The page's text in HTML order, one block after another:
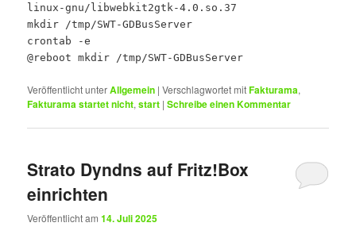
linux-gnu/libwebkit2gtk-4.0.so.37
mkdir /tmp/SWT-GDBusServer
crontab -e
@reboot mkdir /tmp/SWT-GDBusServer
Veröffentlicht unterAllgemein |Verschlagwortet mitFakturama,
Fakturama startet nicht,start |Schreibe einen Kommentar
Strato Dyndns auf Fritz!Box
einrichten
Veröffentlicht am14. Juli 2025